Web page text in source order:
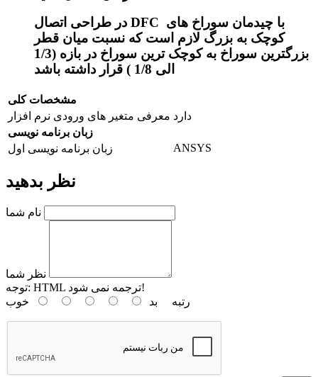
در طراحی اتصال DFC با چیدمان سوراخ های
کوچک به بزرگ لازم است که نسبت میان قطر
بزرگترین سوراخ به کوچک ترین سوراخ در بازه (1/3
مشخصات کلی
معرفی متغیر های ورودی نرم افزار دارد
زبان برنامه نویسی
زبان برنامه نویسی اول
ANSYS
نظر بدهید
نام شما
نظر شما
توجه:
HTML ترجمه نمی شود!
رتبه بد خوب